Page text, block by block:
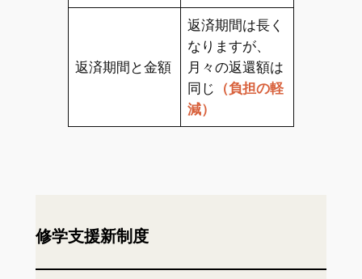
返済期間と金額
返済期間は長く
なりますが、
月々の返還額は
同じ
（負担の軽
減）
修学支援新制度